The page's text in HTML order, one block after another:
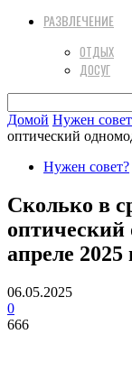
РАЗВЛЕЧЕНИЕ
ОТДЫХ
ДОСУГ
Домой Нужен
оптический
Нужен совет?
Сколько в
апреле 2025
06.05.2025
0
666